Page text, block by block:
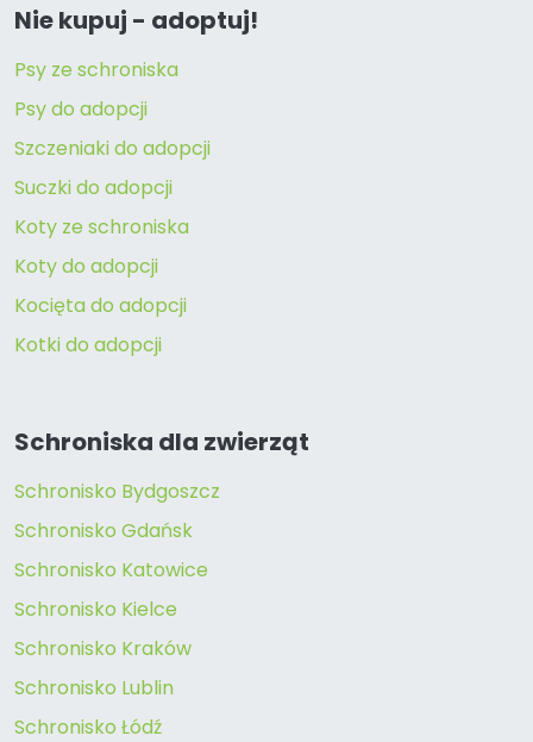
Nie kupuj - adoptuj!
Psy ze schroniska
Psy do adopcji
Szczeniaki do adopcji
Suczki do adopcji
Koty ze schroniska
Koty do adopcji
Kocięta do adopcji
Kotki do adopcji
Schroniska dla zwierząt
Schronisko Bydgoszcz
Schronisko Gdańsk
Schronisko Katowice
Schronisko Kielce
Schronisko Kraków
Schronisko Lublin
Schronisko Łódź